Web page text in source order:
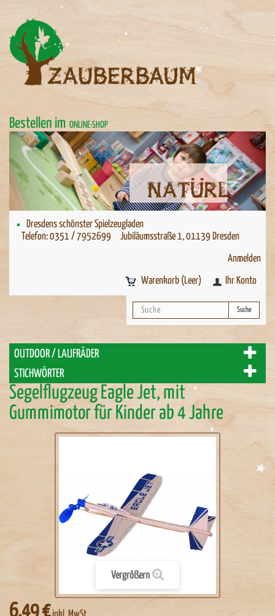
Bestellen im ONLINE-SHOP
Natürlich spielen
Dresdens schönster Spielzeugladen
Telefon: 0351 / 7952699 Jubiläumsstraße 1, 01139 Dresden
Anmelden
Warenkorb (Leer) Ihr Konto
Suche
OUTDOOR / LAUFRÄDER
STICHWÖRTER
Segelflugzeug Eagle Jet, mit
Gummimotor für Kinder ab 4 Jahre
Vergrößern
6,49 €